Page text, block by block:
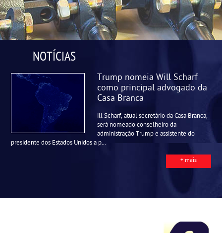
NOTÍCIAS
Trump nomeia Will Scharf
como principal advogado da
Casa Branca
ill Scharf, atual secretário da Casa Branca,
será nomeado conselheiro da
administração Trump e assistente do
presidente dos Estados Unidos a p...
+ mais